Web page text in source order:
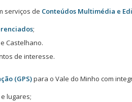
serviços de Conteúdos Multimédia e
;
Castelhano.
de interesse.
(GPS)para o Vale do Minho com
lugares;